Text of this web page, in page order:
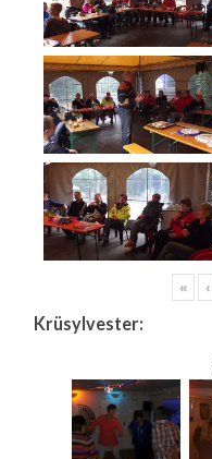
« ‹
Krüsylvester: